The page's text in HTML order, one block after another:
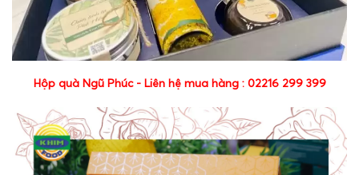
Hộp quà Ngũ Phúc - Liên hệ mua hàng : 02216 299 399